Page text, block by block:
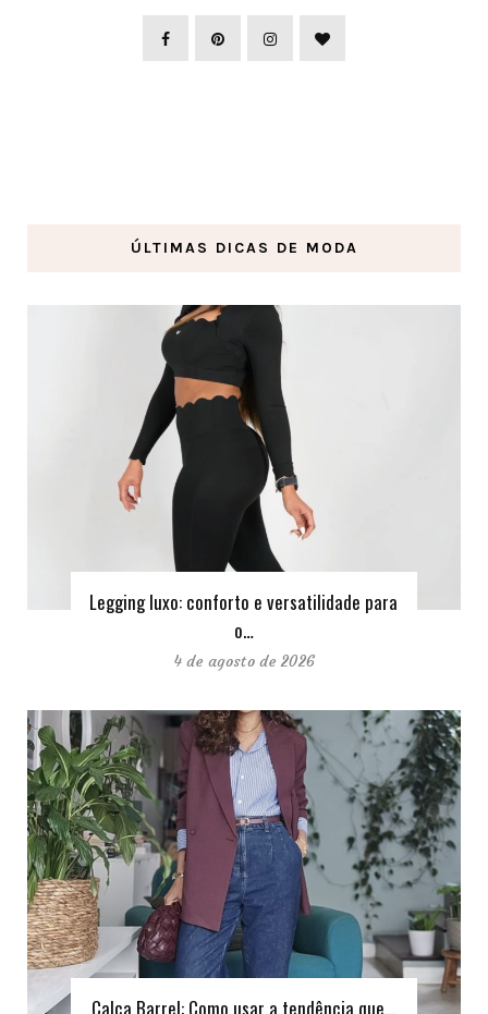
ÚLTIMAS DICAS DE MODA
Legging luxo: conforto e versatilidade para
o…
4 de agosto de 2026
Calça Barrel: Como usar a tendência que…